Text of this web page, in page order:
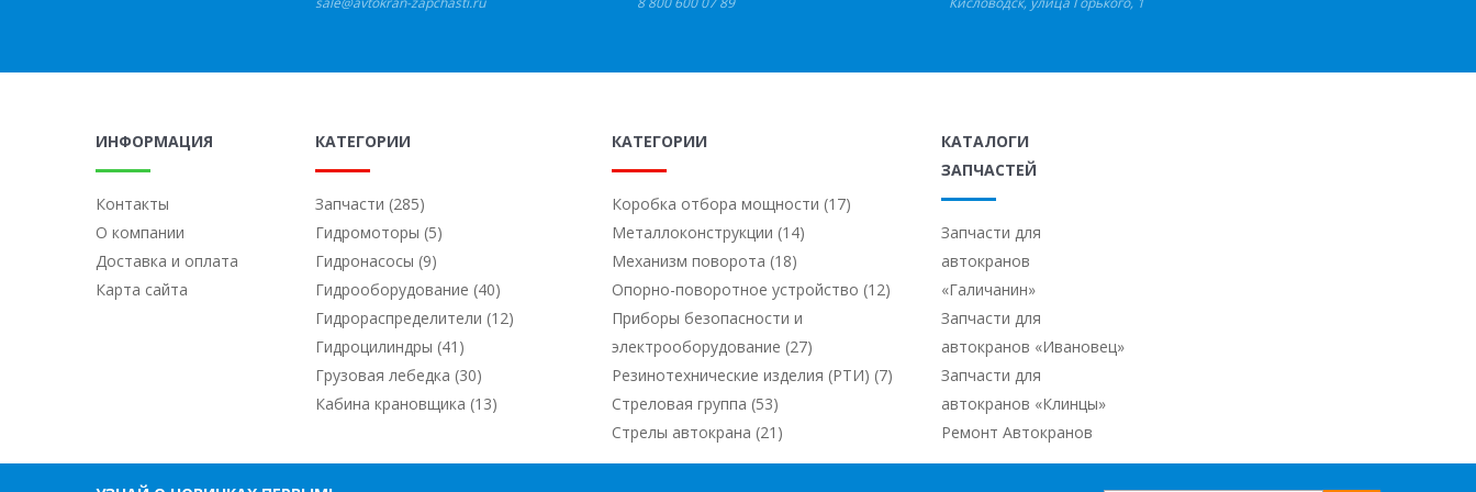
ИНФОРМАЦИЯ
Контакты
О компании
Доставка и оплата
Карта сайта
КАТЕГОРИИ
Запчасти (285)
Гидромоторы (5)
Гидронасосы (9)
Гидрооборудование (40)
Гидрораспределители (12)
Гидроцилиндры (41)
Грузовая лебедка (30)
Кабина крановщика (13)
КАТЕГОРИИ
Коробка отбора мощности (17)
Металлоконструкции (14)
Механизм поворота (18)
Опорно-поворотное устройство (12)
Приборы безопасности и
электрооборудование (27)
Резинотехнические изделия (РТИ) (7)
Стреловая группа (53)
Стрелы автокрана (21)
КАТАЛОГИ
ЗАПЧАСТЕЙ
Запчасти для
автокранов
«Галичанин»
Запчасти для
автокранов «Ивановец»
Запчасти для
автокранов «Клинцы»
Ремонт Автокранов